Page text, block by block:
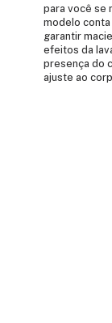
para você se
modelo
garantir
efeitos da
presença do
ajuste ao